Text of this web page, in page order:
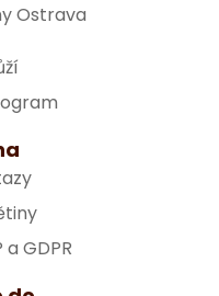
Ostrava
GDPR